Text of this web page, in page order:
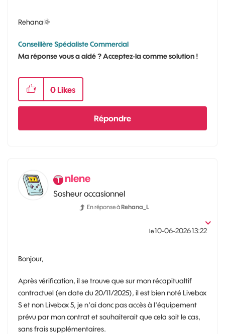
Rehana🌞
Conseillère Spécialiste Commercial
Ma réponse vous a aidé ? Acceptez-la comme solution !
0 Likes
Répondre
nlene
Sosheur occasionnel
En réponse àRehana_L
le‎10-06-202613:22
Bonjour,
Après vérification, il se trouve que sur mon récapitualtif
contractuel (en date du 20/11/2025), il est bien noté Livebox
S et non Livebox 5, je n'ai donc pas accès à l'équipement
prévu par mon contrat et souhaiterait que cela soit le cas,
sans frais supplémentaires.